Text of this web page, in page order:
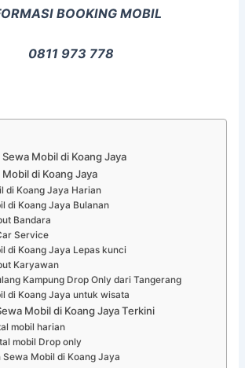
BOOKING MOBIL
0811 973 778
Mobil di Koang Jaya
Mobil di Koang Jaya
di Koang Jaya Harian
di Koang Jaya Bulanan
Bandara
Service
di Koang Jaya Lepas kunci
Karyawan
Kampung Drop Only dari Tangerang
di Koang Jaya untuk wisata
Mobil di Koang Jaya Terkini
mobil harian
mobil Drop only
Sewa Mobil di Koang Jaya